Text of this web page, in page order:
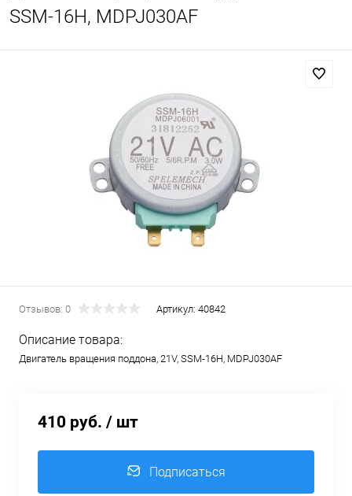
SSM-16H, MDPJ030AF
Отзывов: 0 Артикул: 40842
Описание товара:
Двигатель вращения поддона, 21V, SSM-16H, MDPJ030AF
410 руб. / шт
Подписаться